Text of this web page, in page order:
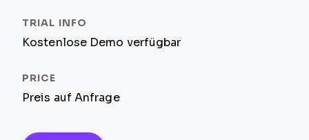
Kostenlose Demo verfügbar
Preis auf Anfrage